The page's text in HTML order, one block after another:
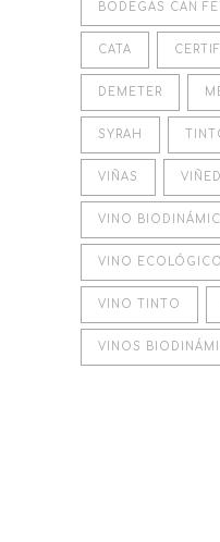
BODEGAS CAN
CATA
DEMETER
SYRAH
VIÑAS
VINO
VINO ECOLÓGICO
VINO TINTO
VINOS